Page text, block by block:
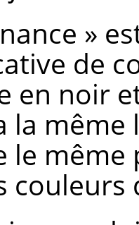
»
de
en noir
la
le même
couleurs